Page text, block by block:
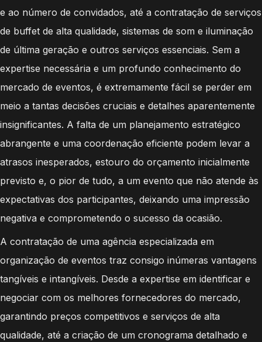
e ao número de convidados, até a contratação de serviços
de buffet de alta qualidade, sistemas de som e iluminação
de última geração e outros serviços essenciais. Sem a
expertise necessária e um profundo conhecimento do
mercado de eventos, é extremamente fácil se perder em
meio a tantas decisões cruciais e detalhes aparentemente
insignificantes. A falta de um planejamento estratégico
abrangente e uma coordenação eficiente podem levar a
atrasos inesperados, estouro do orçamento inicialmente
previsto e, o pior de tudo, a um evento que não atende às
expectativas dos participantes, deixando uma impressão
negativa e comprometendo o sucesso da ocasião.
A contratação de uma agência especializada em
organização de eventos traz consigo inúmeras vantagens
tangíveis e intangíveis. Desde a expertise em identificar e
negociar com os melhores fornecedores do mercado,
garantindo preços competitivos e serviços de alta
qualidade, até a criação de um cronograma detalhado e